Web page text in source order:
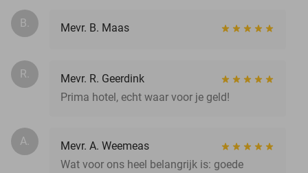
B. Mevr. B. Maas
R.
Mevr. R. Geerdink
Prima hotel, echt waar voor je geld!
A.
Mevr. A. Weemeas
Wat voor ons heel belangrijk is: goede